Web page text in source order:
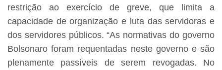
restrição ao exercício de greve, que limita a
capacidade de organização e luta das servidoras e
dos servidores públicos. “As normativas do governo
Bolsonaro foram requentadas neste governo e são
plenamente passíveis de serem revogadas. No